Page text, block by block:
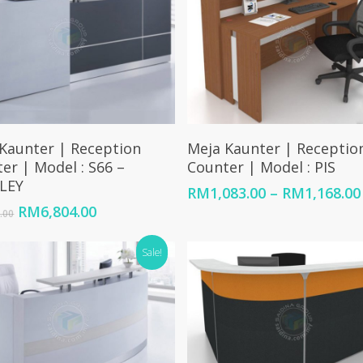
Add To Cart
| Reception
| Model : S66 –
Original
RM8,503.00.
RM6,804.00Current
RM6,804.00.
Select Options
Meja Kaunter |
Counter | Model : PIS
RM1,083.00 – RM1,168.00
Sale!